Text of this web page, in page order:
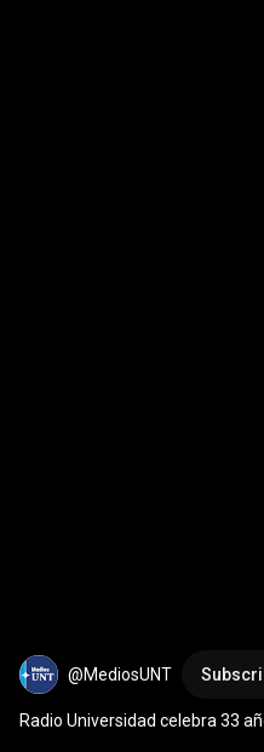
@MediosUNT
Radio Universidad celebra 33